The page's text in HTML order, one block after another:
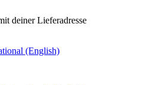
deiner Lieferadresse
(English)